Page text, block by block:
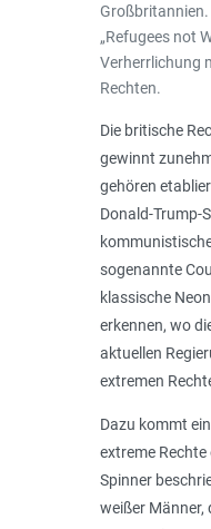
Großbritannien.
„Refugees not
Verherrlichung
Rechten.
Die britische
gewinnt
gehören
Donald-­Trump-
sogenannte
klassische
erkennen, wo
aktuellen
extremen
Dazu kommt
extreme
Spinner
weißer Männer,